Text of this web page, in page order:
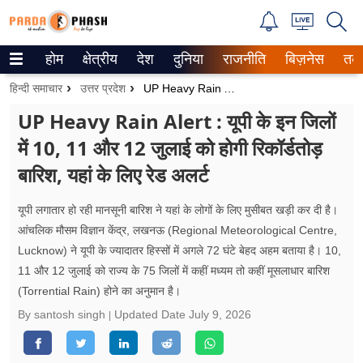
Trending on Google News
वेब स्टोरीज
उत्तर प्रदेश
गैलरी
वीडियो
रिलेशनशिप
जीवन मंत्रा
होम क्षेत्रीय देश दुनिया राजनीति बिज़नेस
हिन्दी समाचार उत्तर प्रदेश
UP Heavy Rain Alert : यूपी के इन जिलों
में 10, 11 और 12 जुलाई को होगी रिकॉर्डतोड़
बारिश, यहां के लिए रेड अलर्ट
यूपी लगातार हो रही मानसूनी बारिश ने यहां के लोगों के लिए मुसीबत खड़ी कर दी है।
आंचलिक मौसम विज्ञान केंद्र, लखनऊ (Regional Meteorological Centre,
Lucknow) ने यूपी के ज्‍यादातर हिस्सों में अगले 72 घंटे बेहद अहम बताया है। 10,
11 और 12 जुलाई को राज्य के 75 जिलों में कहीं मध्यम तो कहीं मूसलाधार बारिश
(Torrential Rain) होने का अनुमान है।
By santosh singh
Updated Date July 9, 2026